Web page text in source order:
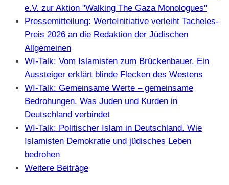
e.V. zur Aktion "Walking The Gaza Monologues"
Pressemitteilung: WerteInitiative verleiht Tacheles-
Preis 2026 an die Redaktion der Jüdischen
Allgemeinen
WI-Talk: Vom Islamisten zum Brückenbauer. Ein
Aussteiger erklärt blinde Flecken des Westens
WI-Talk: Gemeinsame Werte – gemeinsame
Bedrohungen. Was Juden und Kurden in
Deutschland verbindet
WI-Talk: Politischer Islam in Deutschland. Wie
Islamisten Demokratie und jüdisches Leben
bedrohen
Weitere Beiträge